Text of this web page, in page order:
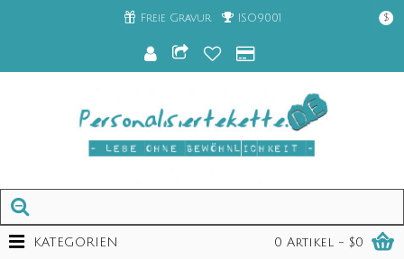
Freie Gravur ISO9001 $
0 Artikel - $0
KATEGORIEN